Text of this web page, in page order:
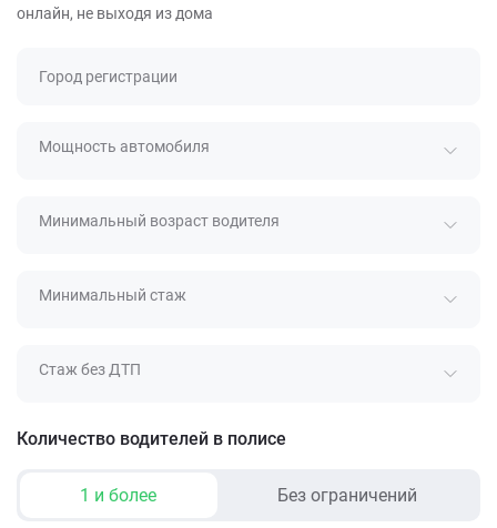
онлайн, не выходя из дома
Город регистрации
Мощность автомобиля
Минимальный возраст водителя
Минимальный стаж
Стаж без ДТП
Количество водителей в полисе
1 и более Без ограничений